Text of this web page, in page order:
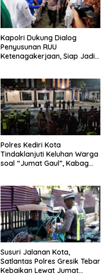
Kapolri Dukung Dialog
Penyusunan RUU
Ketenagakerjaan, Siap Jadi
Polres Kediri Kota
Tindaklanjuti Keluhan Warga
soal “Jumat Gaul”, Kabag
Ketenteraman Masyarakat
Susuri Jalanan Kota,
Satlantas Polres Gresik Tebar
Kebaikan Lewat Jumat